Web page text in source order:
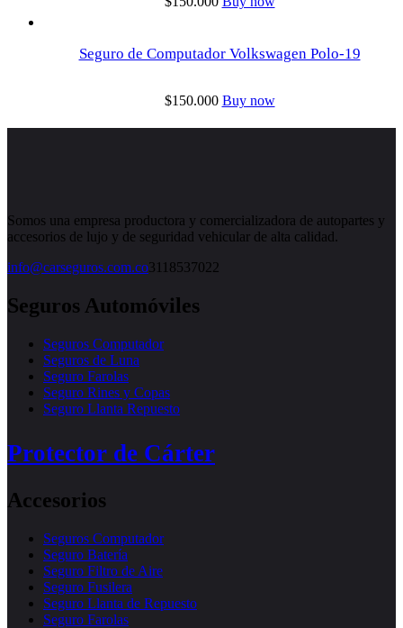
Seguro de Computador Volkswagen Polo-19
$150.000 Buy now
Somos una empresa productora y comercializadora de autopartes y
accesorios de lujo y de seguridad vehicular de alta calidad.
info@carseguros.com.co3118537022
Seguros Automóviles
Seguros Computador
Seguros de Luna
Seguro Farolas
Seguro Rines y Copas
Seguro Llanta Repuesto
Protector de Cárter
Accesorios
Seguros Computador
Seguro Batería
Seguro Filtro de Aire
Seguro Fusilera
Seguro Llanta de Repuesto
Seguro Farolas